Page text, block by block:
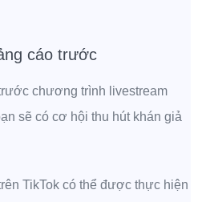
cáo trước
chương trình livestream
sẽ có cơ hội thu hút khán giả
TikTok có thể được thực hiện